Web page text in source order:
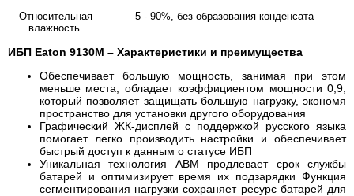
Относительная
влажность
5 - 90%, без образования конденсата
ИБП Eaton 9130M – Характеристики и преимущества
Обеспечивает большую мощность, занимая при этом
меньше места, обладает коэффициентом мощности 0,9,
который позволяет защищать большую нагрузку, экономя
пространство для установки другого оборудования
Графический ЖК-дисплей с поддержкой русского языка
помогает легко производить настройки и обеспечивает
быстрый доступ к данным о статусе ИБП
Уникальная технология ABM продлевает срок службы
батарей и оптимизирует время их подзарядки Функция
сегментирования нагрузки сохраняет ресурс батарей для